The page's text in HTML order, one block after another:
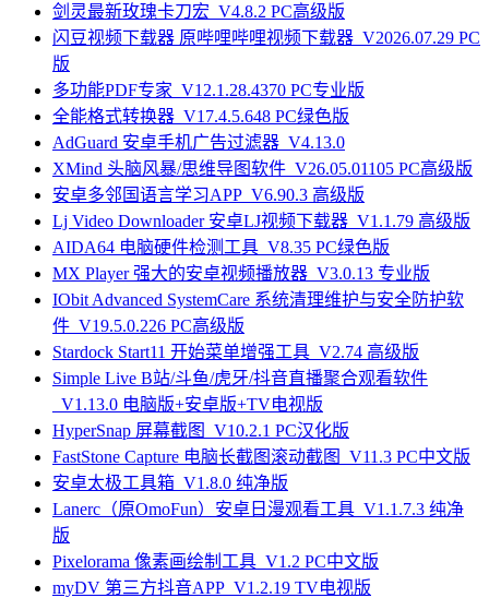
剑灵最新玫瑰卡刀宏_V4.8.2 PC高级版
闪豆视频下载器 原哔哩哔哩视频下载器_V2026.07.29 PC
版
多功能PDF专家_V12.1.28.4370 PC专业版
全能格式转换器_V17.4.5.648 PC绿色版
AdGuard 安卓手机广告过滤器_V4.13.0
XMind 头脑风暴/思维导图软件_V26.05.01105 PC高级版
安卓多邻国语言学习APP_V6.90.3 高级版
Lj Video Downloader 安卓LJ视频下载器_V1.1.79 高级版
AIDA64 电脑硬件检测工具_V8.35 PC绿色版
MX Player 强大的安卓视频播放器_V3.0.13 专业版
IObit Advanced SystemCare 系统清理维护与安全防护软
件_V19.5.0.226 PC高级版
Stardock Start11 开始菜单增强工具_V2.74 高级版
Simple Live B站/斗鱼/虎牙/抖音直播聚合观看软件
_V1.13.0 电脑版+安卓版+TV电视版
HyperSnap 屏幕截图_V10.2.1 PC汉化版
FastStone Capture 电脑长截图滚动截图_V11.3 PC中文版
安卓太极工具箱_V1.8.0 纯净版
Lanerc（原OmoFun）安卓日漫观看工具_V1.1.7.3 纯净
版
Pixelorama 像素画绘制工具_V1.2 PC中文版
myDV 第三方抖音APP_V1.2.19 TV电视版